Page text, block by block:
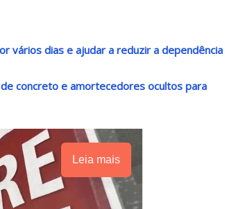
vários dias e ajudar a reduzir a dependência
concreto e amortecedores ocultos para
Leia mais